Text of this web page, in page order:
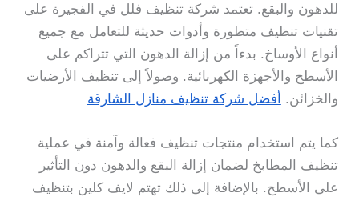
للدهون والبقع. تعتمد شركة تنظيف فلل في الفجيرة على
تقنيات تنظيف متطورة وأدوات حديثة للتعامل مع جميع
أنواع الأوساخ. بدءاً من إزالة الدهون التي تتراكم على
الأسطح والأجهزة الكهربائية. وصولاً إلى تنظيف الأرضيات
والخزائن.
أفضل شركة تنظيف منازل الشارقة
كما يتم استخدام منتجات تنظيف فعالة وآمنة في عملية
تنظيف المطابخ لضمان إزالة البقع والدهون دون التأثير
على الأسطح. بالإضافة إلى ذلك تهتم لايف كلين بتنظيف